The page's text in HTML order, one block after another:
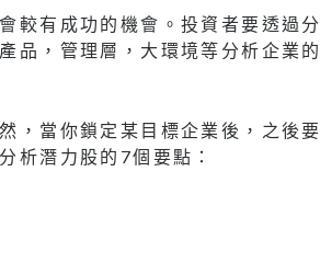
較有成功的機會。投資者要透過分
品，管理層，大環境等分析企業的
，當你鎖定某目標企業後，之後要
析潛力股的7個要點：